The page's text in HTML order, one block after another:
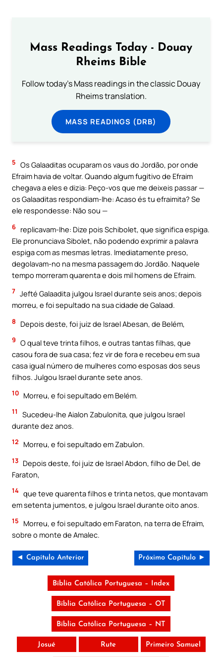
Mass Readings Today - Douay
Rheims Bible
Follow today's Mass readings in the classic Douay
Rheims translation.
MASS READINGS (DRB)
5 Os Galaaditas ocuparam os vaus do Jordão, por onde
Efraim havia de voltar. Quando algum fugitivo de Efraim
chegava a eles e dizia: Peço-vos que me deixeis passar —
os Galaaditas respondiam-lhe: Acaso és tu efraimita? Se
ele respondesse: Não sou —
6 replicavam-Ihe: Dize pois Schibolet, que significa espiga.
Ele pronunciava Sibolet, não podendo exprimir a palavra
espiga com as mesmas letras. Imediatamente preso,
degolavam-no na mesma passagem do Jordão. Naquele
tempo morreram quarenta e dois mil homens de Efraim.
7 Jefté Galaadita julgou Israel durante seis anos; depois
morreu, e foi sepultado na sua cidade de Galaad.
8 Depois deste, foi juiz de lsrael Abesan, de Belém,
9 O qual teve trinta filhos, e outras tantas filhas, que
casou fora de sua casa; fez vir de fora e recebeu em sua
casa igual número de mulheres como esposas dos seus
filhos. Julgou Israel durante sete anos.
10 Morreu, e foi sepultado em Belém.
11
Sucedeu-lhe Aialon Zabulonita, que julgou Israel
durante dez anos.
12 Morreu, e foi sepultado em Zabulon.
13 Depois deste, foi juiz de Israel Abdon, filho de Del, de
Faraton,
14 que teve quarenta filhos e trinta netos, que montavam
em setenta jumentos, e julgou Israel durante oito anos.
15
Morreu, e foi sepultado em Faraton, na terra de Efraim,
sobre o monte de Amalec.
◄ Capítulo Anterior Próximo Capítulo ►
Bíblia Católica Portuguesa – Index
Bíblia Católica Portuguesa – OT
Bíblia Católica Portuguesa – NT
Josué Rute Primeiro Samuel